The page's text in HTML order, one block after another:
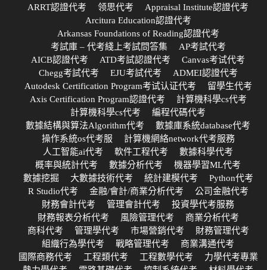
ARRT認證代考
领思代考
Appraisal Institute認證代考
Arcitura Education認證代考
Arkansas Foundations of Reading認證代考
考試庫 – 代考綫上考試問答集
AP考試代考
AICB認證代考
ATD考試認證代考
Canvas考试代考
Chegg考試代考
EJU考試代考
ADMEI認證代考
Autodesk Certification Program考试认证代考
留學生代考
Axis Certification Program認證代考
計算機科學cs代考
計算機科學cs代考
編程代碼代考
數據結構與算法Algorithm代考
數據庫系統database代考
操作系統os代考服
計算機網絡network代考服務
人工智能ai代考
軟件工程代考
數據科學代考
概率與統計代考
數據分析代考
機器學習ML代考
數據挖掘
大數據技術代考 統計建模代考
Python代考
R Studio代考
金融/會計/商業分析代考
公司金融代考
財務會計代考
管理會計代考
投資學代考服務
財務報表分析代考
風險管理代考
商業分析代考
商科代考
管理學代考 市場營銷代考
財務管理代考
組織行為學代考
戰略管理代考
商業溝通代考
國際商務代考
工程類代考 工程數學代考
力學代考專業